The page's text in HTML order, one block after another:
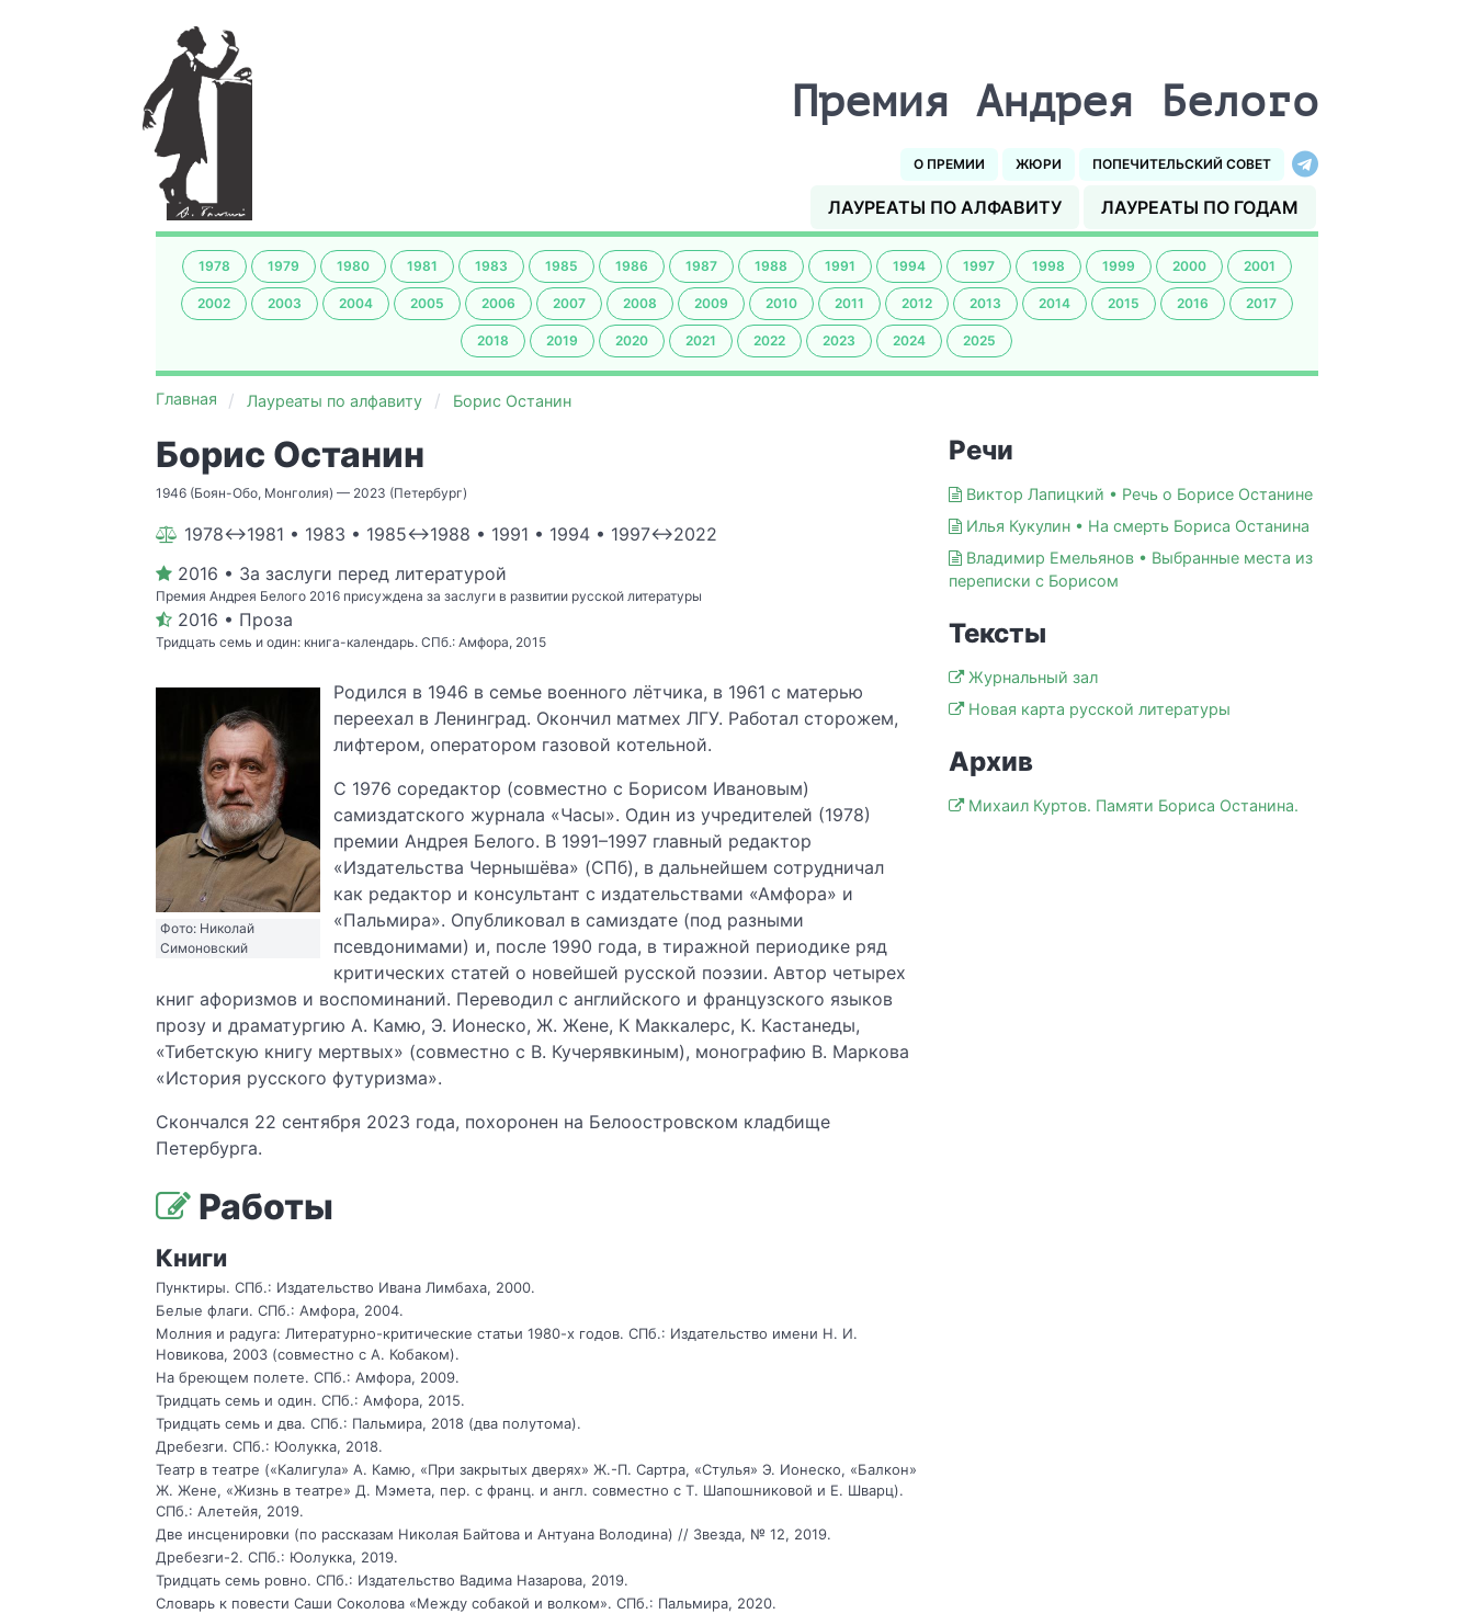
Премия Андрея Белого
О ПРЕМИИ ЖЮРИ ПОПЕЧИТЕЛЬСКИЙ СОВЕТ
ЛАУРЕАТЫ ПО АЛФАВИТУ ЛАУРЕАТЫ ПО ГОДАМ
1978 1979 1980 1981 1983 1985 1986 1987 1988 1991 1994 1997 1998 1999 2000 2001
2002 2003 2004 2005 2006 2007 2008 2009 2010 2011 2012 2013 2014 2015 2016 2017
2018 2019 2020 2021 2022 2023 2024 2025
Главная Лауреаты по алфавиту Борис Останин
Борис Останин
1946 (Боян-Обо, Монголия) — 2023 (Петербург)
1978↔1981 • 1983 • 1985↔1988 • 1991 • 1994 • 1997↔2022
2016 • За заслуги перед литературой
Премия Андрея Белого 2016 присуждена за заслуги в развитии русской литературы
2016 • Проза
Тридцать семь и один: книга-календарь. СПб.: Амфора, 2015
Фото: Николай
Симоновский
Родился в 1946 в семье военного лётчика, в 1961 с матерью
переехал в Ленинград. Окончил матмех ЛГУ. Работал сторожем,
лифтером, оператором газовой котельной.
С 1976 соредактор (совместно с Борисом Ивановым)
самиздатского журнала «Часы». Один из учредителей (1978)
премии Андрея Белого. В 1991–1997 главный редактор
«Издательства Чернышёва» (СПб), в дальнейшем сотрудничал
как редактор и консультант с издательствами «Амфора» и
«Пальмира». Опубликовал в самиздате (под разными
псевдонимами) и, после 1990 года, в тиражной периодике ряд
критических статей о новейшей русской поэзии. Автор четырех
книг афоризмов и воспоминаний. Переводил с английского и французского языков
прозу и драматургию А. Камю, Э. Ионеско, Ж. Жене, К Маккалерс, К. Кастанеды,
«Тибетскую книгу мертвых» (совместно с В. Кучерявкиным), монографию В. Маркова
«История русского футуризма».
Скончался 22 сентября 2023 года, похоронен на Белоостровском кладбище
Петербурга.
Работы
Книги
Пунктиры. СПб.: Издательство Ивана Лимбаха, 2000.
Белые флаги. СПб.: Амфора, 2004.
Молния и радуга: Литературно-критические статьи 1980-х годов. СПб.: Издательство имени Н. И.
Новикова, 2003 (совместно с А. Кобаком).
На бреющем полете. СПб.: Амфора, 2009.
Тридцать семь и один. СПб.: Амфора, 2015.
Тридцать семь и два. СПб.: Пальмира, 2018 (два полутома).
Дребезги. СПб.: Юолукка, 2018.
Театр в театре («Калигула» А. Камю, «При закрытых дверях» Ж.-П. Сартра, «Стулья» Э. Ионеско, «Балкон»
Ж. Жене, «Жизнь в театре» Д. Мэмета, пер. с франц. и англ. совместно с Т. Шапошниковой и Е. Шварц).
СПб.: Алетейя, 2019.
Две инсценировки (по рассказам Николая Байтова и Антуана Володина) // Звезда, № 12, 2019.
Дребезги-2. СПб.: Юолукка, 2019.
Тридцать семь ровно. СПб.: Издательство Вадима Назарова, 2019.
Словарь к повести Саши Соколова «Между собакой и волком». СПб.: Пальмира, 2020.
Речи
Виктор Лапицкий • Речь о Борисе Останине
Илья Кукулин • На смерть Бориса Останина
Владимир Емельянов • Выбранные места из
переписки с Борисом
Тексты
Журнальный зал
Новая карта русской литературы
Архив
Михаил Куртов. Памяти Бориса Останина.